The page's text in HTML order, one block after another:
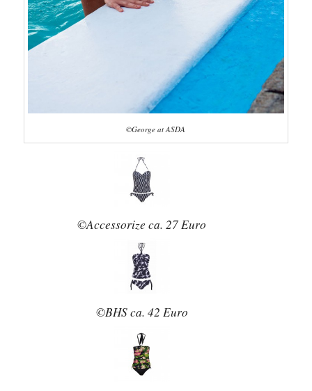
©George at ASDA
©Accessorize ca. 27 Euro
©BHS ca. 42 Euro